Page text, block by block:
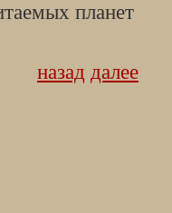
планет
назад далее